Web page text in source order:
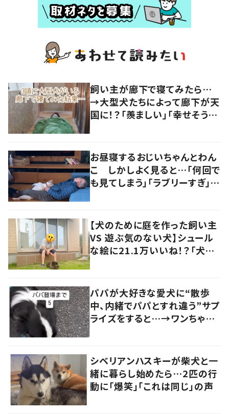
飼い主が廊下で寝てみたら…
→大型犬たちによって廊下が天
国に！？「羨ましい」「幸せそう」
お昼寝するおじいちゃんとわん
こ しかしよく見ると…「何回で
も見てしまう」「ラブリーすぎ」の
【犬のために庭を作った飼い主
VS 遊ぶ気のない犬】シュール
な絵に21.1万いいね！？「犬の
パパが大好きな愛犬に“散歩
中、内緒でパパとすれ違う”サプ
ライズをすると…→ワンちゃん
シベリアンハスキーが柴犬と一
緒に暮らし始めたら…2匹の行
動に「爆笑」「これは同じ」の声